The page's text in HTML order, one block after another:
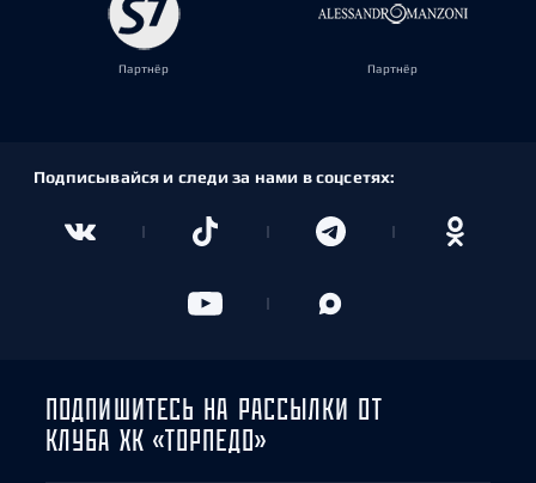
Партнёр Партнёр
Подписывайся и следи за нами в соцсетях:
ПОДПИШИТЕСЬ НА РАССЫЛКИ ОТ
КЛУБА ХК «ТОРПЕДО»